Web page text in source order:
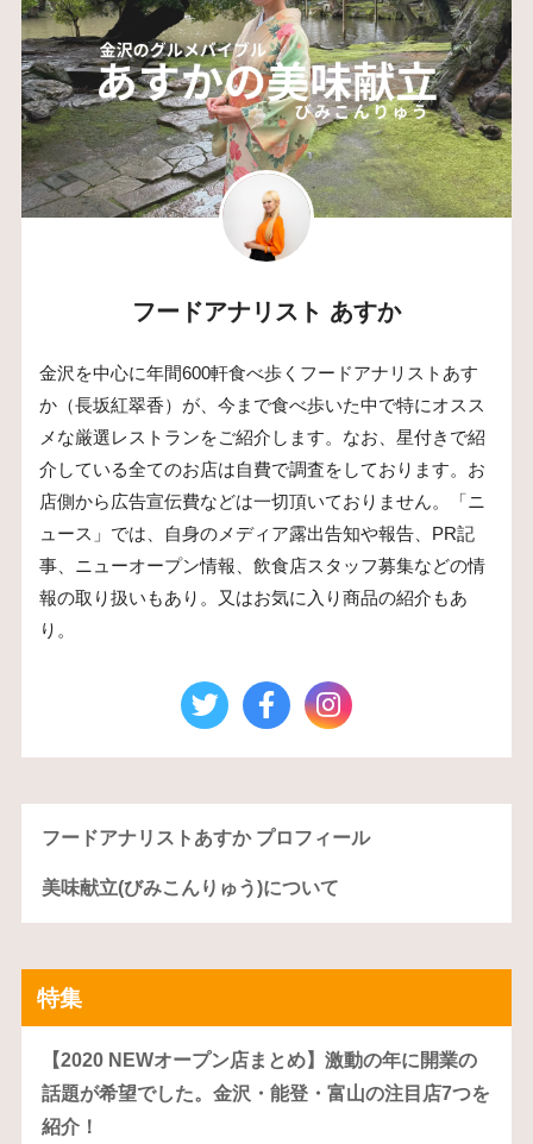
フードアナリスト あすか
金沢を中心に年間600軒食べ歩くフードアナリストあす
か（長坂紅翠香）が、今まで食べ歩いた中で特にオスス
メな厳選レストランをご紹介します。なお、星付きで紹
介している全てのお店は自費で調査をしております。お
店側から広告宣伝費などは一切頂いておりません。「ニ
ュース」では、自身のメディア露出告知や報告、PR記
事、ニューオープン情報、飲食店スタッフ募集などの情
報の取り扱いもあり。又はお気に入り商品の紹介もあ
り。
フードアナリストあすか プロフィール
美味献立(びみこんりゅう)について
特集
【2020 NEWオープン店まとめ】激動の年に開業の
話題が希望でした。金沢・能登・富山の注目店7つを
紹介！